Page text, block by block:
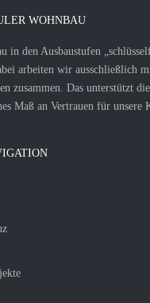
WOHNBAU
in den Ausbaustufen
arbeiten wir ausschließlich
zusammen. Das unterstützt
Maß an Vertrauen für unsere